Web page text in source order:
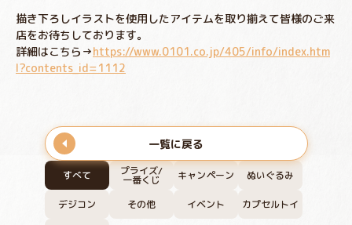
すべて プライズ/
一番くじ キャンペーン ぬいぐるみ
デジコン その他 イベント カプセルトイ
描き下ろしイラストを使用したアイテムを取り揃えて皆様のご来
店をお待ちしております。
詳細はこちら→https://www.0101.co.jp/405/info/index.htm
l?contents_id=1112
一覧に戻る